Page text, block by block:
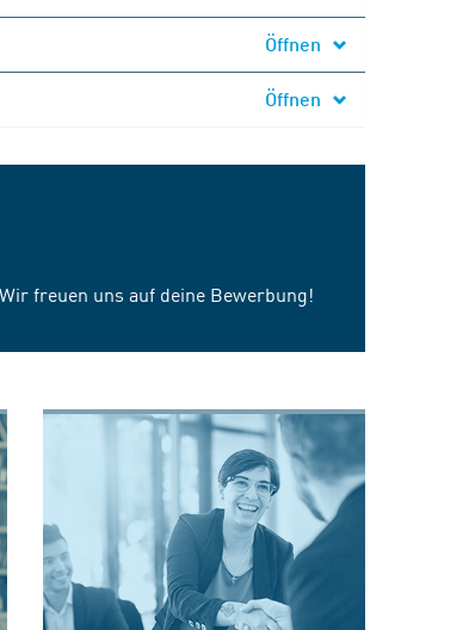
Öffnen
Öffnen
freuen uns auf deine Bewerbung!